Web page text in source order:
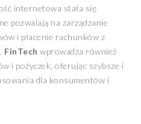
internetowa stała się
pozwalają na zarządzanie
i płacenie rachunków z
FinTech wprowadza również
i pożyczek, oferując szybsze i
dla konsumentów i